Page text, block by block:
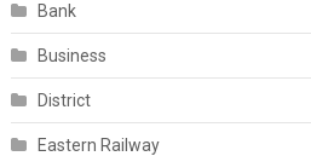
Bank
Business
District
Eastern Railway